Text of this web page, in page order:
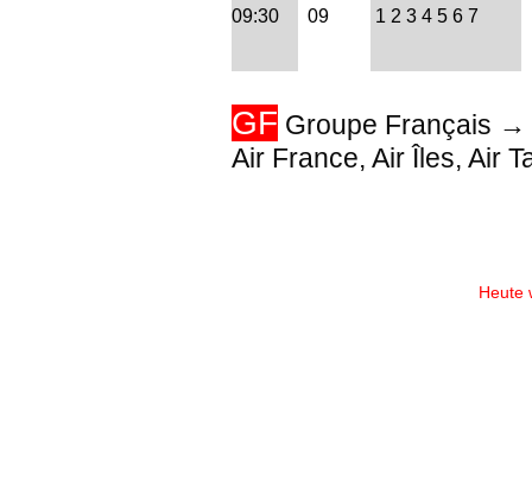
09:30
09 1 2 3 4 5 6 7
GF Groupe Français →
Air France, Air Îles, Air
Heute